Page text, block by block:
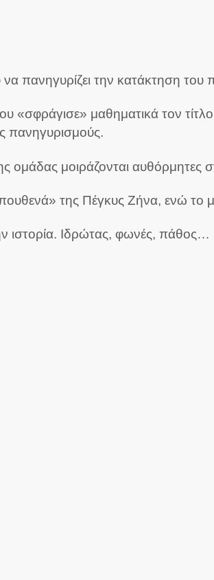
πανηγυρίζει την κατάκτηση
«σφράγισε» μαθηματικά τον
πανηγυρισμούς.
ομάδας μοιράζονται αυθόρμητες
της Πέγκυς Ζήνα, ενώ το
ιστορία. Ιδρώτας, φωνές,